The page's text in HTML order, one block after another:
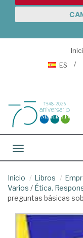
ES
Toggle navigation
Inicio Libros
Varios / Ética.
preguntas básicas